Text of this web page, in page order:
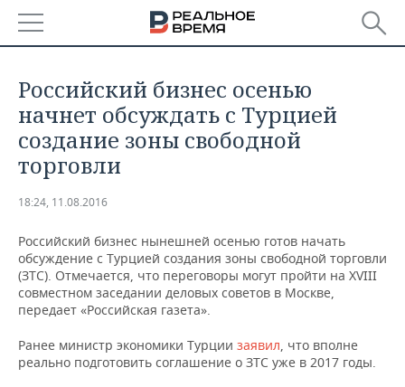
БАШКОРТОСТАН
ТАТАРСТАН
НОВОСТИ
АНАЛИТИКА
КОРОЛИ ГОСЗАКАЗА ПФО
ВУЗЫ ТАТАРСТАНА
КОМУ ПРИНАДЛЕЖАТ
ТОРГОВЫЕ ЦЕНТРЫ
ФИНАНСЫ
БАНКИ
БЮДЖЕТ
ПРОМЫШЛЕННОСТЬ
НОВОСТИ
ПРОМЫШЛЕННОСТИ
МАШИНОСТРОЕНИЕ
НЕДВИЖИМОСТЬ
НОВОСТИ НЕДВИЖИМОСТИ
АВТО
НОВОСТИ АВТО
БИЗНЕС
Российский бизнес осенью
начнет обсуждать с Турцией
создание зоны свободной
торговли
18:24, 11.08.2016
Российский бизнес нынешней осенью готов начать
обсуждение с Турцией создания зоны свободной торговли
(ЗТС). Отмечается, что переговоры могут пройти на XVIII
совместном заседании деловых советов в Москве,
передает «Российская газета».
Ранее министр экономики Турции заявил, что вполне
реально подготовить соглашение о ЗТС уже в 2017 годы.